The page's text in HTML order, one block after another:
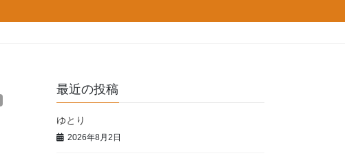
最近の投稿
ゆとり
2026年8月2日